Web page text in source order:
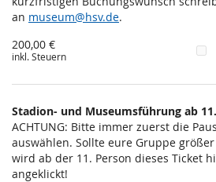
an museum@hsv.de.
200,00 €
inkl. Steuern
Stadion- und Museumsführung ab
ACHTUNG: Bitte immer zuerst die
auswählen. Sollte eure Gruppe
wird ab der 11. Person dieses Ticket
angeklickt!